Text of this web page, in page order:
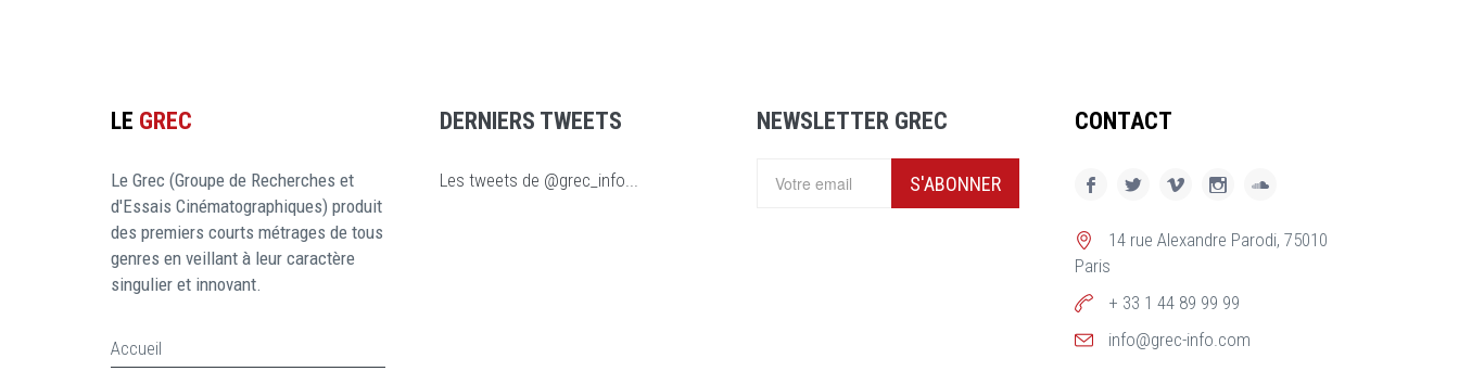
LE GREC
Le Grec (Groupe de Recherches et
d'Essais Cinématographiques) produit
des premiers courts métrages de tous
genres en veillant à leur caractère
singulier et innovant.
Accueil
DERNIERS TWEETS
Les tweets de @grec_info...
NEWSLETTER GREC
S'ABONNER
CONTACT
14 rue Alexandre Parodi, 75010
Paris
+ 33 1 44 89 99 99
info@grec-info.com